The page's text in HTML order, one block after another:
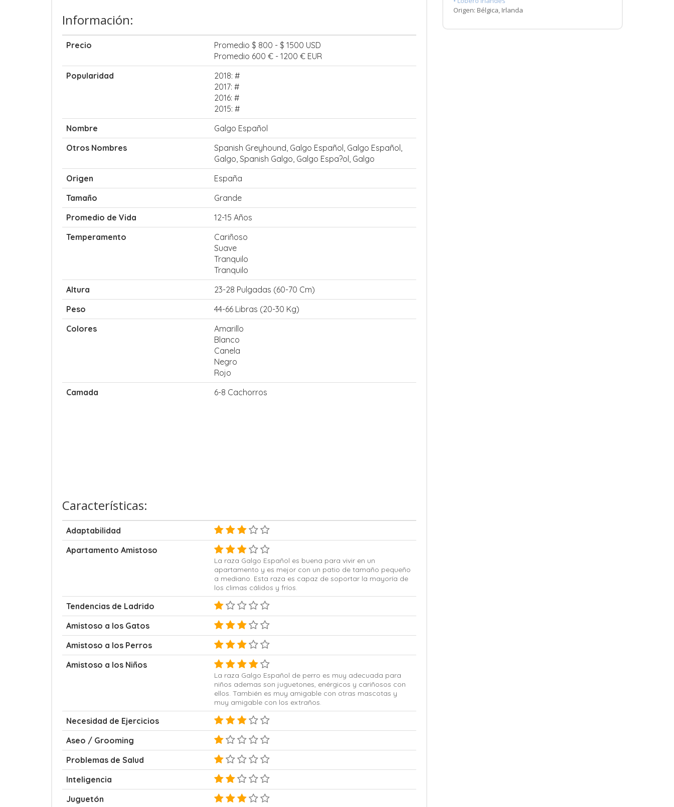
Información:
Precio
Promedio $ 800 - $ 1500 USD
Promedio 600 € - 1200 € EUR
Popularidad
2018: #
2017: #
2016: #
2015: #
Nombre
Galgo Español
Otros Nombres
Spanish Greyhound, Galgo Español, Galgo Español,
Galgo, Spanish Galgo, Galgo Espa?ol, Galgo
Origen
España
Tamaño
Grande
Promedio de Vida
12-15 Años
Temperamento
Cariñoso
Suave
Tranquilo
Tranquilo
Altura
23-28 Pulgadas (60-70 Cm)
Peso
44-66 Libras (20-30 Kg)
Colores
Amarillo
Blanco
Canela
Negro
Rojo
Camada
6-8 Cachorros
Características:
Adaptabilidad
Apartamento Amistoso
La raza Galgo Español es buena para vivir en un
apartamento y es mejor con un patio de tamaño pequeño
a mediano. Esta raza es capaz de soportar la mayoría de
los climas cálidos y fríos.
Tendencias de Ladrido
Amistoso a los Gatos
Amistoso a los Perros
Amistoso a los Niños
La raza Galgo Español de perro es muy adecuada para
niños ademas son juguetones, enérgicos y cariñosos con
ellos. También es muy amigable con otras mascotas y
muy amigable con los extraños.
Necesidad de Ejercicios
Aseo / Grooming
Problemas de Salud
Inteligencia
Juguetón
Origen: Bélgica, Irlanda